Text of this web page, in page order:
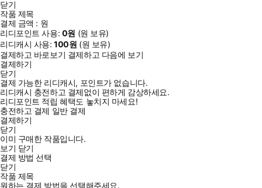
닫기
작품 제목
결제 금액 : 원
리디포인트 사용: 0원 (원 보유)
리디캐시 사용:100원 (원 보유)
결제하고 바로보기 결제하고 다음에 보기
결제하기
닫기
결제 가능한 리디캐시, 포인트가 없습니다.
리디캐시 충전하고 결제없이 편하게 감상하세요.
리디포인트 적립 혜택도 놓치지 마세요!
충전하고 결제 일반 결제
결제하기
닫기
이미 구매한 작품입니다.
보기 닫기
결제 방법 선택
닫기
작품 제목
원하는 결제 방법을 선택해주세요.